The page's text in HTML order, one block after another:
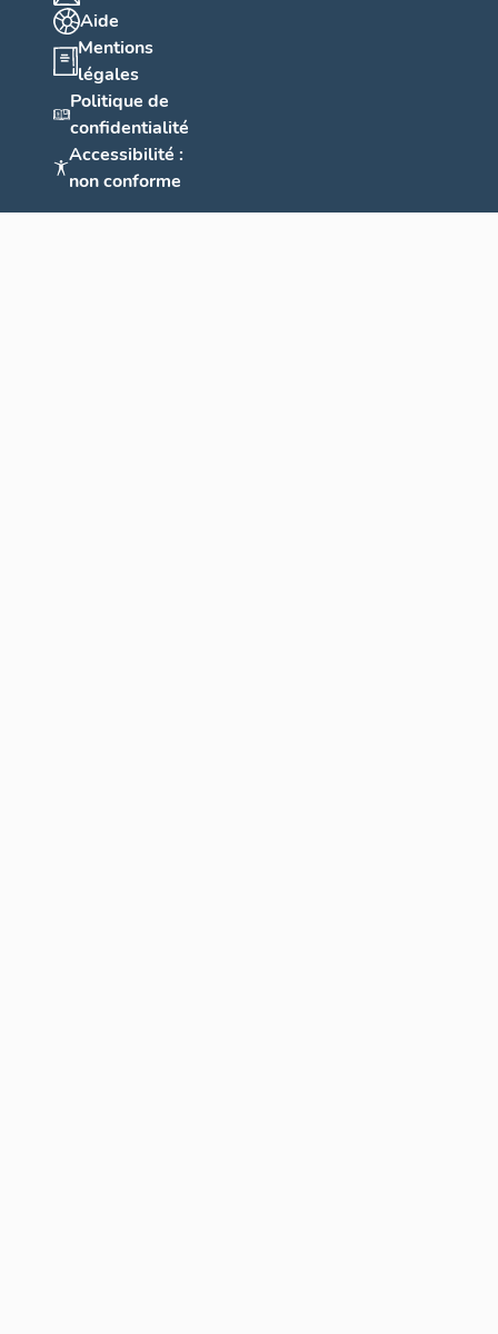
Aide
Mentions
légales
Politique de
confidentialité
Accessibilité :
non conforme